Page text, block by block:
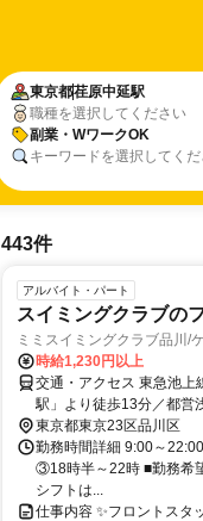
東京都荏原中延駅
職種を選択してください
副業・WワークOK
キーワードを選択してく
443件
アルバイト・パート
スイミングクラブの
ミミスイミングクラブ品川/
時給1,230円以上
交通・アクセス 東急池上
駅」より徒歩13分／都営
東京都東京23区品川区
勤務時間詳細 9:00～
③18時半～22時 ■勤務希
シフトは...
仕事内容 ✨フロントスタ